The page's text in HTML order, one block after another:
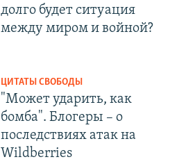
долго будет ситуация
между миром и войной?
ЦИТАТЫ СВОБОДЫ
"Может ударить, как
бомба". Блогеры – о
последствиях атак на
Wildberries